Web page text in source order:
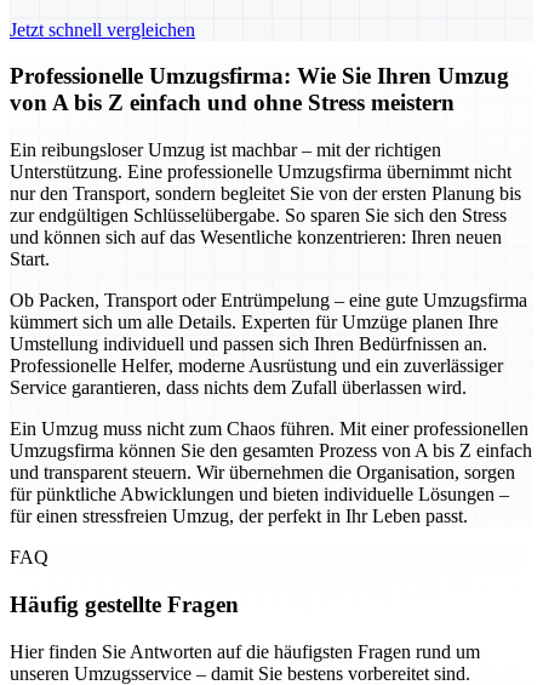
Jetzt schnell vergleichen
Professionelle Umzugsfirma: Wie Sie Ihren Umzug
von A bis Z einfach und ohne Stress meistern
Ein reibungsloser Umzug ist machbar – mit der richtigen
Unterstützung. Eine professionelle Umzugsfirma übernimmt nicht
nur den Transport, sondern begleitet Sie von der ersten Planung bis
zur endgültigen Schlüsselübergabe. So sparen Sie sich den Stress
und können sich auf das Wesentliche konzentrieren: Ihren neuen
Start.
Ob Packen, Transport oder Entrümpelung – eine gute Umzugsfirma
kümmert sich um alle Details. Experten für Umzüge planen Ihre
Umstellung individuell und passen sich Ihren Bedürfnissen an.
Professionelle Helfer, moderne Ausrüstung und ein zuverlässiger
Service garantieren, dass nichts dem Zufall überlassen wird.
Ein Umzug muss nicht zum Chaos führen. Mit einer professionellen
Umzugsfirma können Sie den gesamten Prozess von A bis Z einfach
und transparent steuern. Wir übernehmen die Organisation, sorgen
für pünktliche Abwicklungen und bieten individuelle Lösungen –
für einen stressfreien Umzug, der perfekt in Ihr Leben passt.
FAQ
Häufig gestellte Fragen
Hier finden Sie Antworten auf die häufigsten Fragen rund um
unseren Umzugsservice – damit Sie bestens vorbereitet sind.